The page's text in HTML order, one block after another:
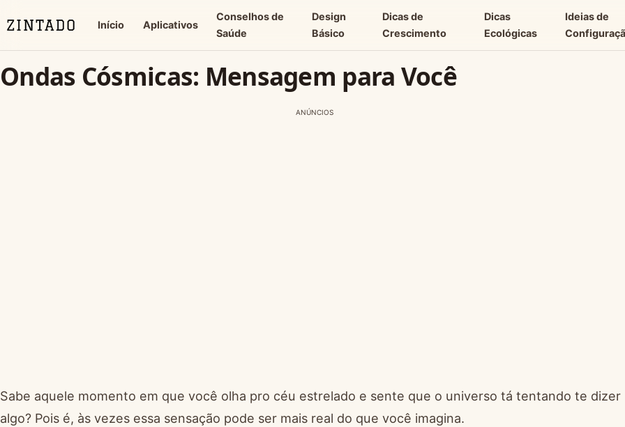
Início Aplicativos
Conselhos de
Saúde
Design
Básico
Dicas de
Crescimento
Dicas
Ecológicas
Ideias de
Ondas Cósmicas: Mensagem para Você
ANÚNCIOS
Sabe aquele momento em que você olha pro céu estrelado e sente que o universo tá tentando te dizer
algo? Pois é, às vezes essa sensação pode ser mais real do que você imagina.